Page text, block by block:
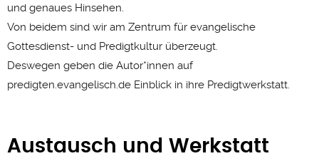
und genaues Hinsehen.
Von beidem sind wir am Zentrum für evangelische
Gottesdienst- und Predigtkultur überzeugt.
Deswegen geben die Autor*innen auf
predigten.evangelisch.de Einblick in ihre Predigtwerkstatt.
Austausch und Werkstatt